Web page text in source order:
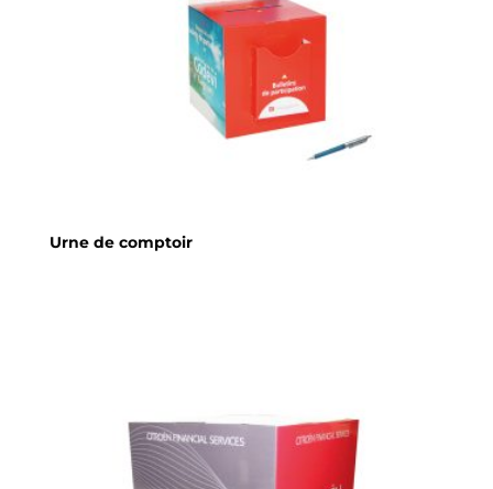
Urne de comptoir